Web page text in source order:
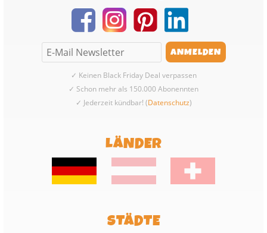
✓ Keinen Black Friday Deal verpassen
✓ Schon mehr als 150.000 Abonennten
✓ Jederzeit kündbar! (Datenschutz)
LÄNDER
STÄDTE